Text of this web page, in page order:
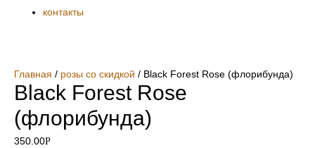
контакты
Главная / розы со скидкой / Black Forest Rose (флорибунда)
Black Forest Rose
(флорибунда)
350.00Р